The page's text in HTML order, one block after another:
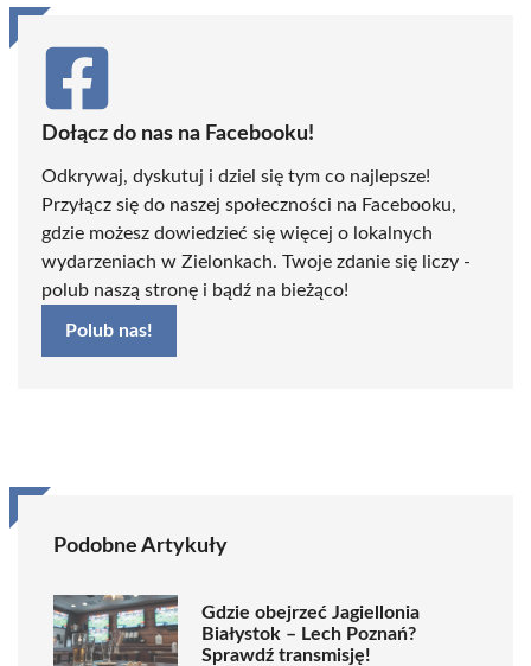
Dołącz do nas na Facebooku!
Odkrywaj, dyskutuj i dziel się tym co najlepsze!
Przyłącz się do naszej społeczności na Facebooku,
gdzie możesz dowiedzieć się więcej o lokalnych
wydarzeniach w Zielonkach. Twoje zdanie się liczy -
polub naszą stronę i bądź na bieżąco!
Polub nas!
Podobne Artykuły
Gdzie obejrzeć Jagiellonia
Białystok – Lech Poznań?
Sprawdź transmisję!